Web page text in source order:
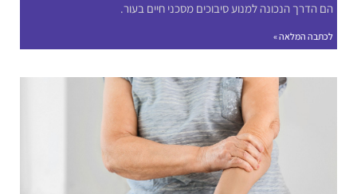
הם הדרך הנכונה למנוע סיבוכים מסכני חיים בעור.
לכתבה המלאה »